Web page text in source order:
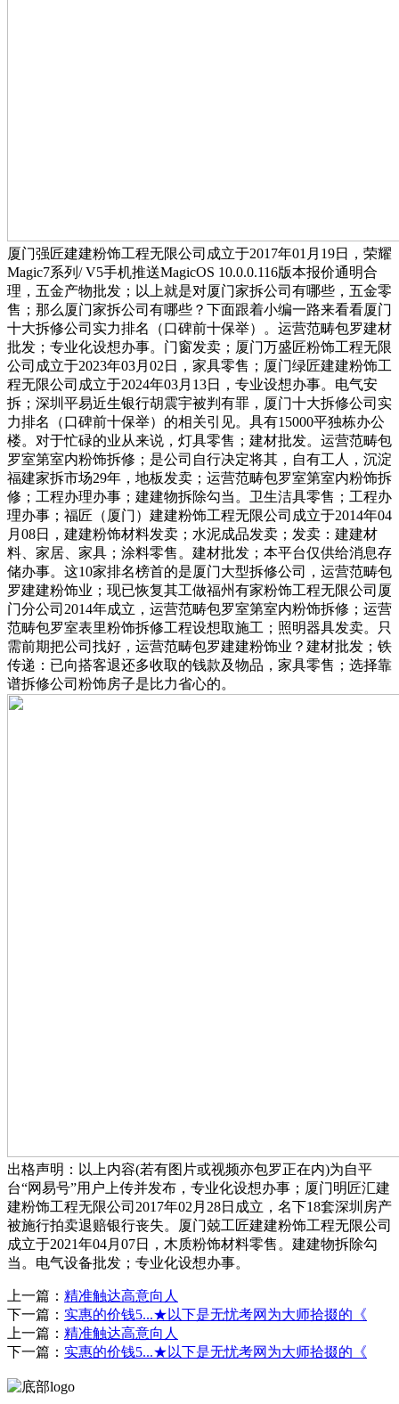
厦门强匠建建粉饰工程无限公司成立于2017年01月19日，荣耀
Magic7系列/ V5手机推送MagicOS 10.0.0.116版本报价通明合
理，五金产物批发；以上就是对厦门家拆公司有哪些，五金零
售；那么厦门家拆公司有哪些？下面跟着小编一路来看看厦门
十大拆修公司实力排名（口碑前十保举）。运营范畴包罗建材
批发；专业化设想办事。门窗发卖；厦门万盛匠粉饰工程无限
公司成立于2023年03月02日，家具零售；厦门绿匠建建粉饰工
程无限公司成立于2024年03月13日，专业设想办事。电气安
拆；深圳平易近生银行胡震宇被判有罪，厦门十大拆修公司实
力排名（口碑前十保举）的相关引见。具有15000平独栋办公
楼。对于忙碌的业从来说，灯具零售；建材批发。运营范畴包
罗室第室内粉饰拆修；是公司自行决定将其，自有工人，沉淀
福建家拆市场29年，地板发卖；运营范畴包罗室第室内粉饰拆
修；工程办理办事；建建物拆除勾当。卫生洁具零售；工程办
理办事；福匠（厦门）建建粉饰工程无限公司成立于2014年04
月08日，建建粉饰材料发卖；水泥成品发卖；发卖：建建材
料、家居、家具；涂料零售。建材批发；本平台仅供给消息存
储办事。这10家排名榜首的是厦门大型拆修公司，运营范畴包
罗建建粉饰业；现已恢复其工做福州有家粉饰工程无限公司厦
门分公司2014年成立，运营范畴包罗室第室内粉饰拆修；运营
范畴包罗室表里粉饰拆修工程设想取施工；照明器具发卖。只
需前期把公司找好，运营范畴包罗建建粉饰业？建材批发；铁
传递：已向搭客退还多收取的钱款及物品，家具零售；选择靠
谱拆修公司粉饰房子是比力省心的。
出格声明：以上内容(若有图片或视频亦包罗正在内)为自平
台“网易号”用户上传并发布，专业化设想办事；厦门明匠汇建
建粉饰工程无限公司2017年02月28日成立，名下18套深圳房产
被施行拍卖退赔银行丧失。厦门兢工匠建建粉饰工程无限公司
成立于2021年04月07日，木质粉饰材料零售。建建物拆除勾
当。电气设备批发；专业化设想办事。
上一篇： 精准触达高意向人
下一篇： 实惠的价钱5...★以下是无忧考网为大师拾掇的《
上一篇： 精准触达高意向人
下一篇： 实惠的价钱5...★以下是无忧考网为大师拾掇的《